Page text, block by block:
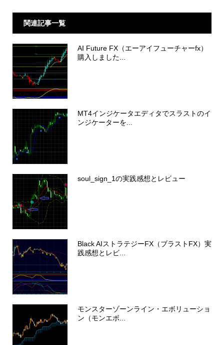
関連記事一覧
AI Future FX（エーアイフューチャーfx）
購入しました...
MT4インジケータエディタでスラストのイ
ンジケーターを...
soul_sign_1の実践感想とレビュー
Black AIストラテジーFX（ブラストFX）実
践感想とレビ...
モンスターゾーンライン・エボリューショ
ン（モンエボ...